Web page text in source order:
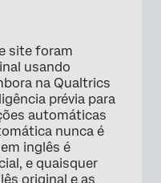
site foram
usando
na Qualtrics
prévia para
automáticas
nunca é
inglês é
e quaisquer
original e as